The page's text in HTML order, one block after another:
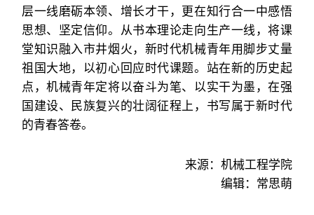
层一线磨砺本领、增长才干，更在知行合一中感悟
思想、坚定信仰。从书本理论走向生产一线，将课
堂知识融入市井烟火，新时代机械青年用脚步丈量
祖国大地，以初心回应时代课题。站在新的历史起
点，机械青年定将以奋斗为笔、以实干为墨，在强
国建设、民族复兴的壮阔征程上，书写属于新时代
的青春答卷。
来源：机械工程学院
编辑：常思萌